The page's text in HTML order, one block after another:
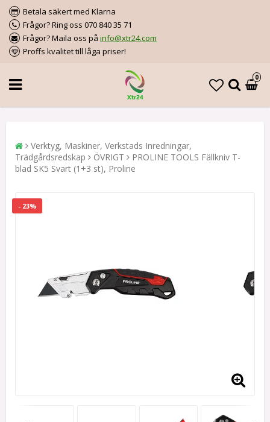
Betala säkert med Klarna
Frågor? Ring oss 070 840 35 71
Frågor? Maila oss på info@xtr24.com
Proffs kvalitet till låga priser!
0
Verktyg, Maskiner, Verkstads Inredningar,
Trädgårdsredskap
ÖVRIGT
PROLINE TOOLS Fällkniv T-
blad SK5 Svart (1+3 st), Proline
- 23%